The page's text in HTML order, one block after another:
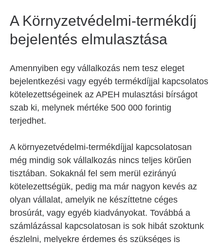
A Környzetvédelmi-termékdíj
bejelentés elmulasztása
Amennyiben egy vállalkozás nem tesz eleget
bejelentkezési vagy egyéb termékdíjjal kapcsolatos
kötelezettségeinek az APEH mulasztási bírságot
szab ki, melynek mértéke 500 000 forintig
terjedhet.
A környezetvédelmi-termékdíjjal kapcsolatosan
még mindig sok vállalkozás nincs teljes körűen
tisztában. Sokaknál fel sem merül ezirányú
kötelezettségük, pedig ma már nagyon kevés az
olyan vállalat, amelyik ne készíttetne céges
brosúrát, vagy egyéb kiadványokat. Továbbá a
számlázással kapcsolatosan is sok hibát szoktunk
észlelni, melyekre érdemes és szükséges is